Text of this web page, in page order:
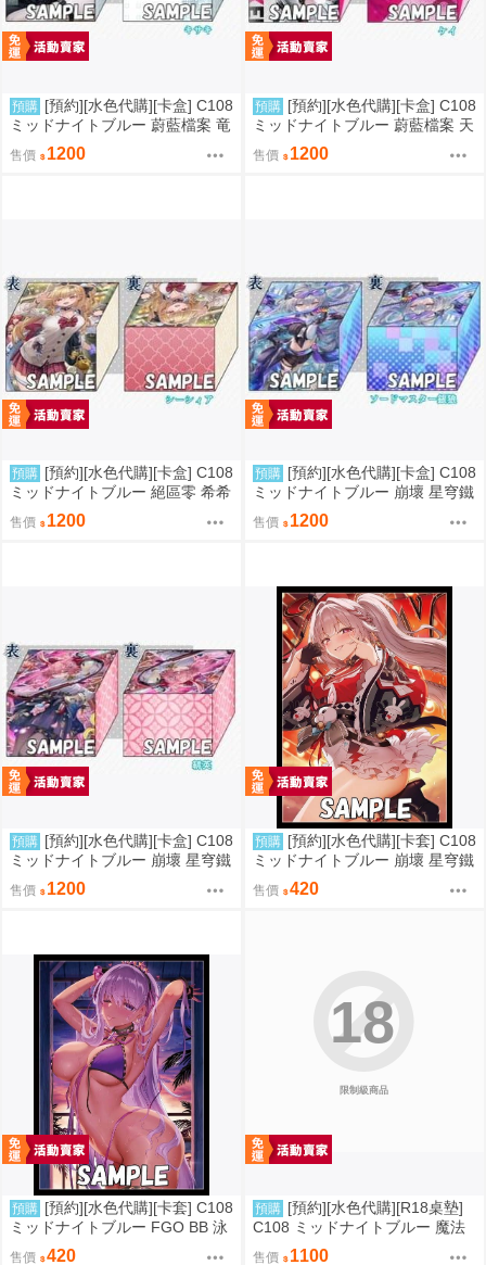
預購 [預約][水色代購][卡盒] C108
ミッドナイトブルー 蔚藍檔案 竜
華キサキ
售價 1200
預購 [預約][水色代購][卡盒] C108
ミッドナイトブルー 蔚藍檔案 天
童ケイ
售價 1200
預購 [預約][水色代購][卡盒] C108
ミッドナイトブルー 絕區零 希希
芙
售價 1200
預購 [預約][水色代購][卡盒] C108
ミッドナイトブルー 崩壞 星穹鐵
道 銀狼
售價 1200
預購 [預約][水色代購][卡盒] C108
ミッドナイトブルー 崩壞 星穹鐵
道 緋英
售價 1200
預購 [預約][水色代購][卡套] C108
ミッドナイトブルー 崩壞 星穹鐵
道 火花
售價 420
預購 [預約][水色代購][卡套] C108
ミッドナイトブルー FGO BB 泳
裝ver
售價 420
限制級商品
18
預購 [預約][水色代購][R18桌墊]
C108 ミッドナイトブルー 魔法
少女 美遊 M字腿
售價 1100